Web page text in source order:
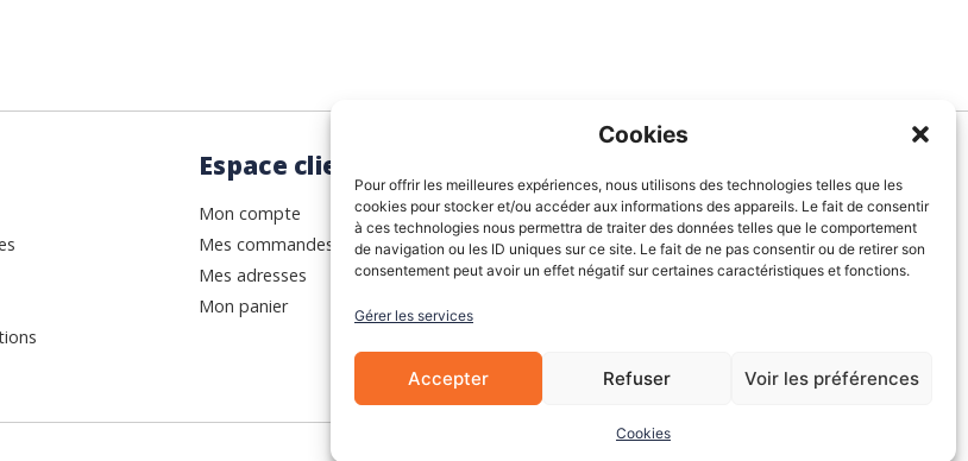
Cookies
Pour offrir les meilleures expériences, nous utilisons des technologies telles que les
cookies pour stocker et/ou accéder aux informations des appareils. Le fait de consentir
à ces technologies nous permettra de traiter des données telles que le comportement
de navigation ou les ID uniques sur ce site. Le fait de ne pas consentir ou de retirer son
consentement peut avoir un effet négatif sur certaines caractéristiques et fonctions.
Gérer les services
Accepter Refuser Voir les préférences
Cookies
Espace client
Mon compte
Mes commandes
Mes adresses
Mon panier
À Propos de nous
Blog
Contactez-nous
Cookies